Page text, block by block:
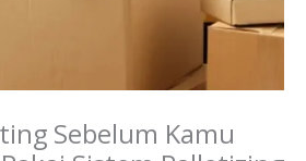
Sebelum Kamu